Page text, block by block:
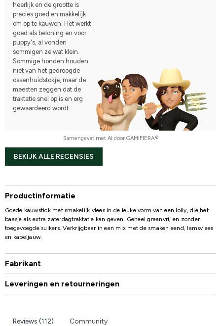
heerlijk en de grootte is
precies goed en makkelijk
om op te kauwen. Het werkt
goed als beloning en voor
puppy's, al vonden
sommigen ze wat klein.
Sommige honden houden
niet van het gedroogde
ossenhuidstokje, maar de
meesten zeggen dat de
traktatie snel op is en erg
gewaardeerd wordt.
Samengevat met AI door GAMIFIERA.®
BEKIJK ALLE RECENSIES
Productinformatie
Goede kauwstick met smakelijk vlees in de leuke vorm van een lolly, die het
baasje als extra zaterdagtraktatie kan geven. Geheel graanvrij en zonder
toegevoegde suikers. Verkrijgbaar in een mix met de smaken eend, lamsvlees
en kabeljauw.
Fabrikant
Leveringen en retourneringen
Reviews (112) Community